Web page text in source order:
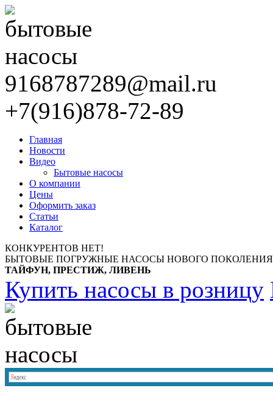
9168787289@mail.ru
+7(916)878-72-89
Главная
Новости
Видео
Бытовые насосы
О компании
Цены
Оформить заказ
Статьи
Каталог
КОНКУРЕНТОВ НЕТ!
БЫТОВЫЕ ПОГРУЖНЫЕ НАСОСЫ НОВОГО
ТАЙФУН, ПРЕСТИЖ, ЛИВЕНЬ
Купить насосы в розницу